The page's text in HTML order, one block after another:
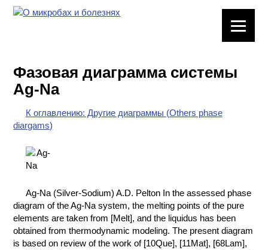
ХИМИЧЕСКАЯ
ПОСУДА
ВРЕДНЫЕ
ФАКТОРЫ
ХИМИЯ НА
ПРОИЗВОДСТВЕ
И ХИМИЧЕСКАЯ
Фазовая диаграмма системы
Ag-Na
К оглавлению: Другие диаграммы (Others phase
diargams)
Ag-Na (Silver-Sodium) A.D. Pelton In the assessed phase
diagram of the Ag-Na system, the melting points of the pure
elements are taken from [Melt], and the liquidus has been
obtained from thermodynamic modeling. The present diagram
is based on review of the work of [10Que], [11Mat], [68Lam],